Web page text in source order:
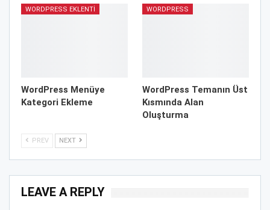
WORDPRESS EKLENTI
WordPress Menüye
Kategori Ekleme
WORDPRESS
WordPress Temanın Üst
Kısmında Alan
Oluşturma
PREV NEXT
LEAVE A REPLY